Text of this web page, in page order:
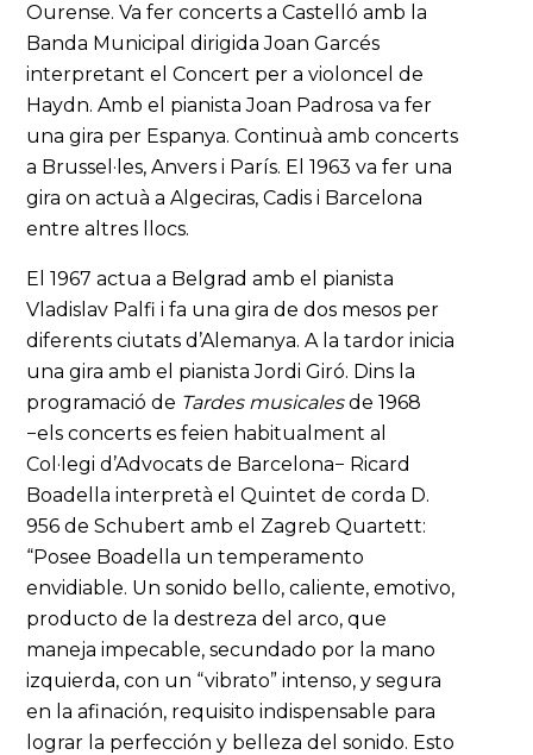
Ourense. Va fer concerts a Castelló amb la
Banda Municipal dirigida Joan Garcés
interpretant el Concert per a violoncel de
Haydn. Amb el pianista Joan Padrosa va fer
una gira per Espanya. Continuà amb concerts
a Brussel·les, Anvers i París. El 1963 va fer una
gira on actuà a Algeciras, Cadis i Barcelona
entre altres llocs.
El 1967 actua a Belgrad amb el pianista
Vladislav Palfi i fa una gira de dos mesos per
diferents ciutats d’Alemanya. A la tardor inicia
una gira amb el pianista Jordi Giró. Dins la
programació de Tardes musicalesde 1968
−els concerts es feien habitualment al
Col·legi d’Advocats de Barcelona− Ricard
Boadella interpretà el Quintet de corda D.
956 de Schubert amb el Zagreb Quartett:
“Posee Boadella un temperamento
envidiable. Un sonido bello, caliente, emotivo,
producto de la destreza del arco, que
maneja impecable, secundado por la mano
izquierda, con un “vibrato” intenso, y segura
en la afinación, requisito indispensable para
lograr la perfección y belleza del sonido. Esto